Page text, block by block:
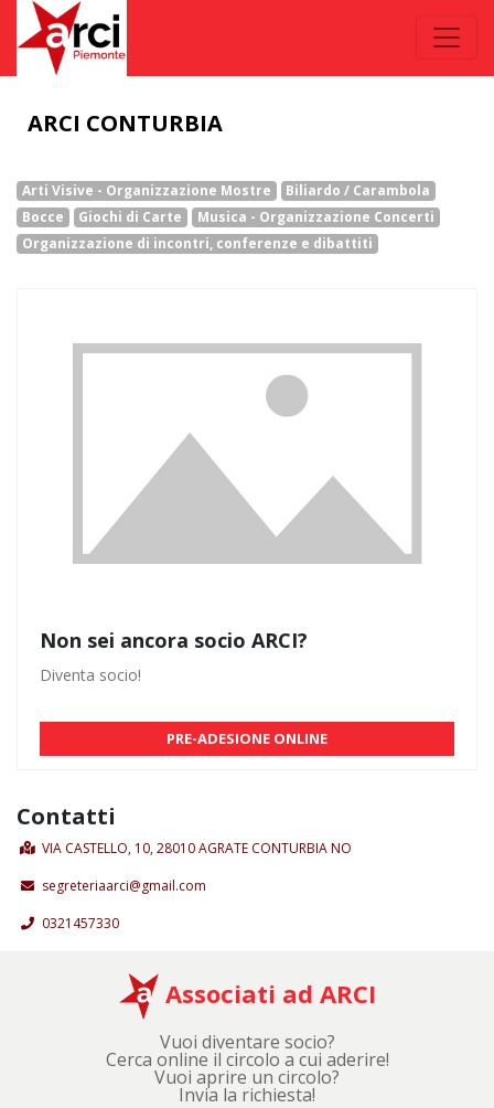
ARCI CONTURBIA
Arti Visive - Organizzazione Mostre
Biliardo / Carambola
Bocce
Giochi di Carte
Musica - Organizzazione Concerti
Organizzazione di incontri, conferenze e dibattiti
Non sei ancora socio ARCI?
Diventa socio!
PRE-ADESIONE ONLINE
Contatti
VIA CASTELLO, 10, 28010 AGRATE CONTURBIA NO
segreteriaarci@gmail.com
0321457330
Associati ad ARCI
Vuoi diventare socio?
Cerca online il circolo a cui aderire!
Vuoi aprire un circolo?
Invia la richiesta!